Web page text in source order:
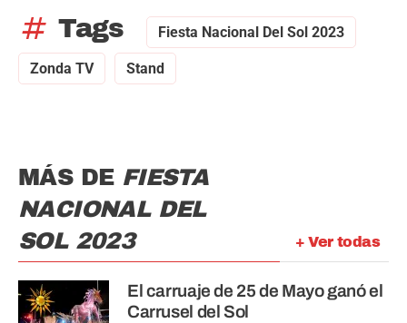
tag Tags Fiesta Nacional Del Sol 2023
Zonda TV Stand
+ Ver todas
MÁS DE FIESTA
NACIONAL DEL
SOL 2023
El carruaje de 25 de Mayo ganó el
Carrusel del Sol